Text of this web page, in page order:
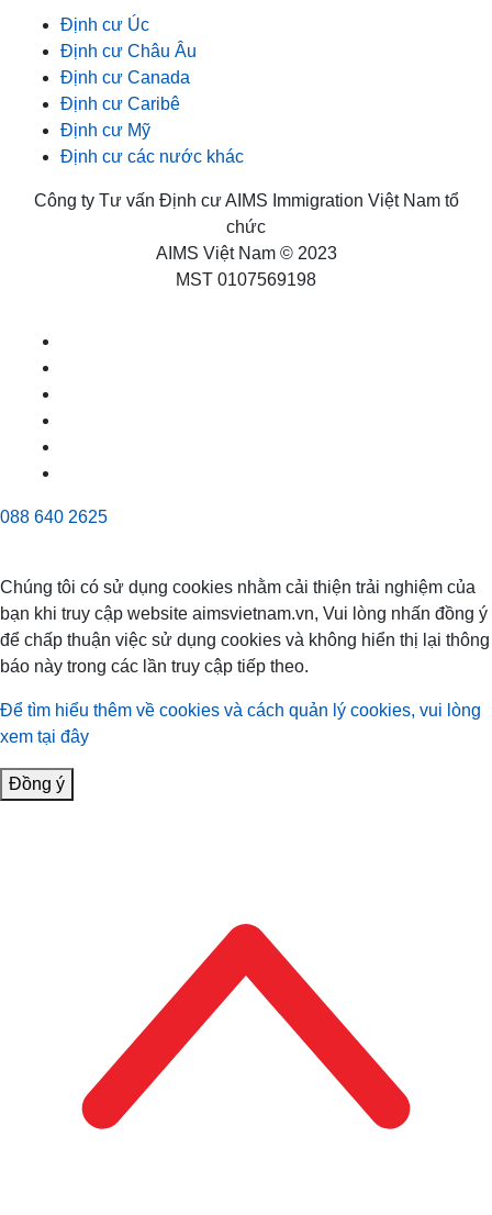
Định cư Úc
Định cư Châu Âu
Định cư Canada
Định cư Caribê
Định cư Mỹ
Định cư các nước khác
Công ty Tư vấn Định cư AIMS Immigration Việt Nam tổ
chức
AIMS Việt Nam © 2023
MST 0107569198
088 640 2625
Chúng tôi có sử dụng cookies nhằm cải thiện trải nghiệm của
bạn khi truy cập website aimsvietnam.vn, Vui lòng nhấn đồng ý
để chấp thuận việc sử dụng cookies và không hiển thị lại thông
báo này trong các lần truy cập tiếp theo.
Để tìm hiểu thêm về cookies và cách quản lý cookies, vui lòng
xem tại đây
Đồng ý